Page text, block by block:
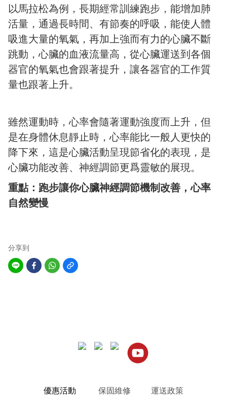
以馬拉松為例，長期經常訓練跑步，能增加肺
活量，通過長時間、有節奏的呼吸，能使人體
吸進大量的氧氣，再加上強而有力的心臟不斷
跳動，心臟的血液流量高，從心臟運送到各個
器官的氧氣也會跟著提升，讓各器官的工作質
量也跟著上升。
雖然運動時，心率會隨著運動強度而上升，但
是在身體休息靜止時，心率能比一般人更快的
降下來，這是心臟活動呈現節省化的表現，是
心臟功能改善、神經調節更爲靈敏的展現。
重點：跑步讓你心臟神經調節機制改善，心率
自然變慢
分享到
優惠活動 保固維修 運送政策